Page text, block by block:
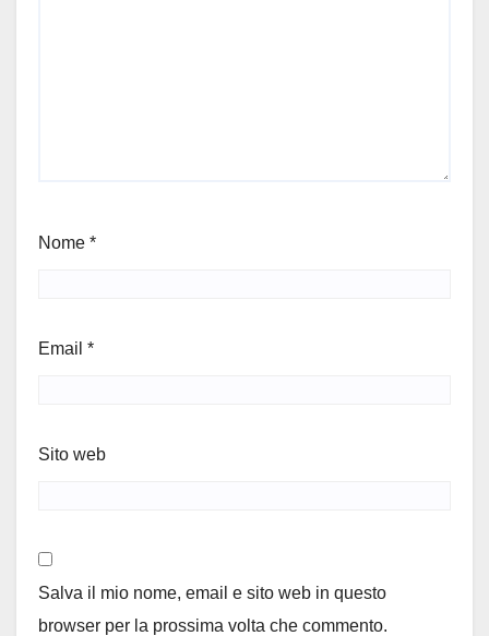
Nome *
Email *
Sito web
Salva il mio nome, email e sito web in questo
browser per la prossima volta che commento.